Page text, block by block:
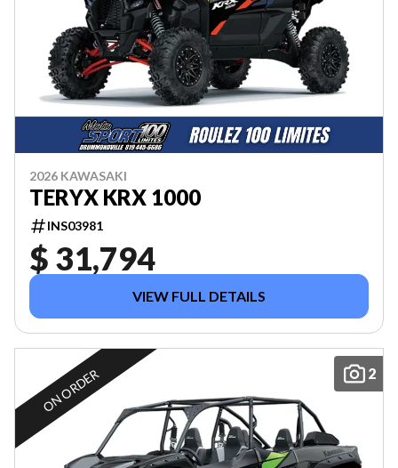
2026 KAWASAKI
TERYX KRX 1000
INS03981
$ 31,794
VIEW FULL DETAILS
2
ON ORDER